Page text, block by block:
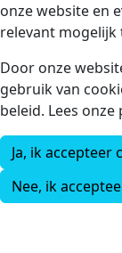
onze website en
relevant mogelijk
Door onze
gebruik van
beleid. Lees
Ja, ik accepteer
Nee, ik